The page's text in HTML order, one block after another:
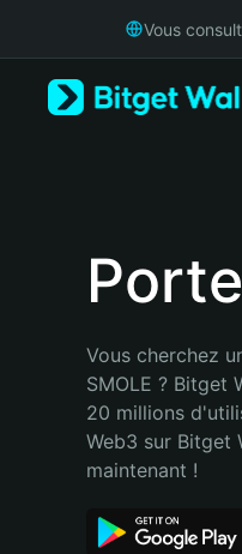
Русский
Bahasa Indonesia
Español (Argentina)
Vous
Vous cherchez
SMOLE ?
20 millions
Web3 sur Bitget
maintenant !